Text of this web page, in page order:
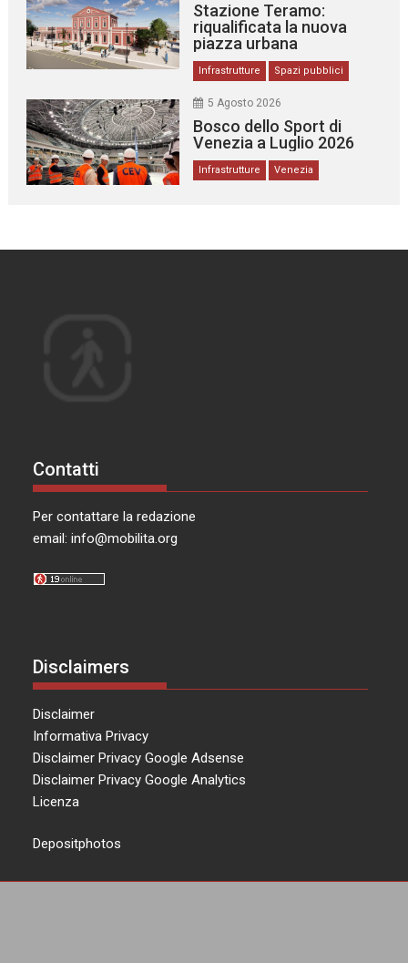
Stazione Teramo:
riqualificata la nuova
piazza urbana
Infrastrutture Spazi pubblici
5 Agosto 2026
Bosco dello Sport di
Venezia a Luglio 2026
Infrastrutture Venezia
Contatti
Per contattare la redazione
email:info@mobilita.org
Disclaimers
Disclaimer
Informativa Privacy
Disclaimer Privacy Google Adsense
Disclaimer Privacy Google Analytics
Licenza
Depositphotos